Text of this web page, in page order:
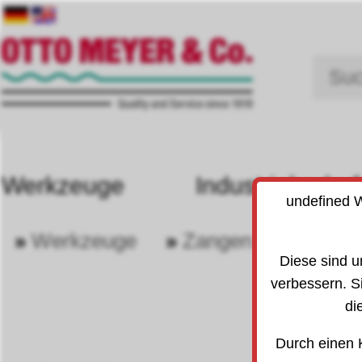
Werkzeuge Industriebedarf
» Werkzeuge » Zangen
undefined
Diese sind
verbessern.
Durch einen